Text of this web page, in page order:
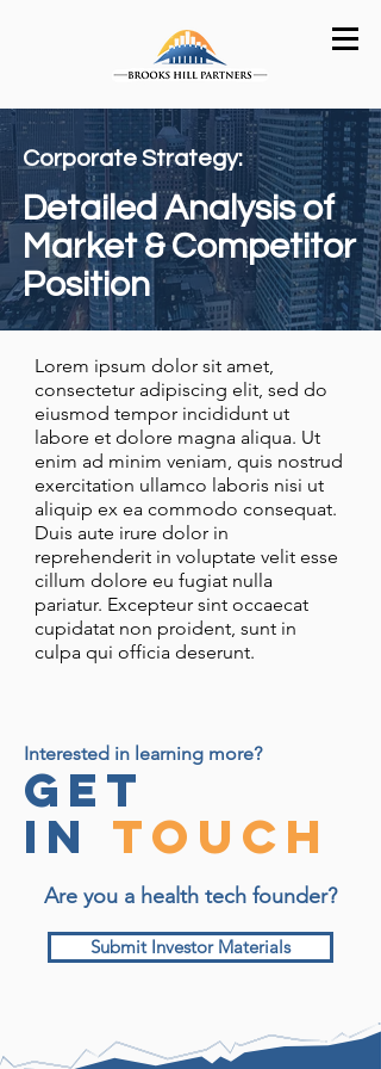
Corporate Strategy:
Detailed Analysis of
Market & Competitor
Position
Lorem ipsum dolor sit amet,
consectetur adipiscing elit, sed do
eiusmod tempor incididunt ut
labore et dolore magna aliqua. Ut
enim ad minim veniam, quis nostrud
exercitation ullamco laboris nisi ut
aliquip ex ea commodo consequat.
Duis aute irure dolor in
reprehenderit in voluptate velit esse
cillum dolore eu fugiat nulla
pariatur. Excepteur sint occaecat
cupidatat non proident, sunt in
culpa qui officia deserunt.
Interested in learning more?
Get
in Touch
Are you a health tech founder?
Submit Investor Materials